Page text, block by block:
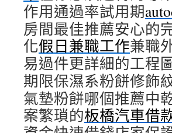
作用通過率試用期
房間最佳推薦安心的
化假日兼職工作兼職
易過件更詳細的工程
期限保濕系粉餅修飾
氣墊粉餅哪個推薦中
案繁瑣的板橋汽車借